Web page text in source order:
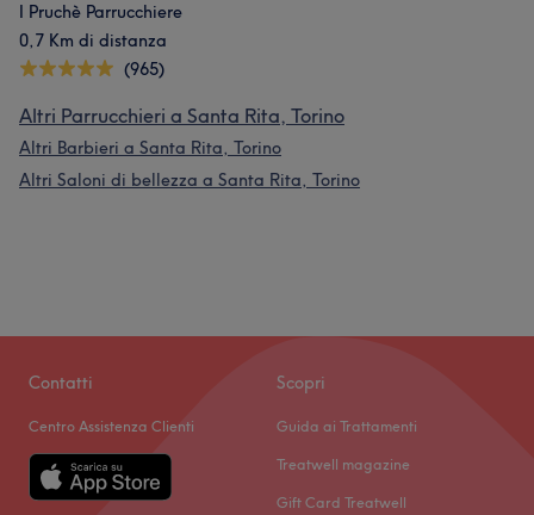
I Pruchè Parrucchiere
0,7 Km di distanza
(965)
Altri Parrucchieri a Santa Rita, Torino
Altri Barbieri a Santa Rita, Torino
Altri Saloni di bellezza a Santa Rita, Torino
Contatti
Centro Assistenza Clienti
Scopri
Guida ai Trattamenti
Treatwell magazine
Gift Card Treatwell